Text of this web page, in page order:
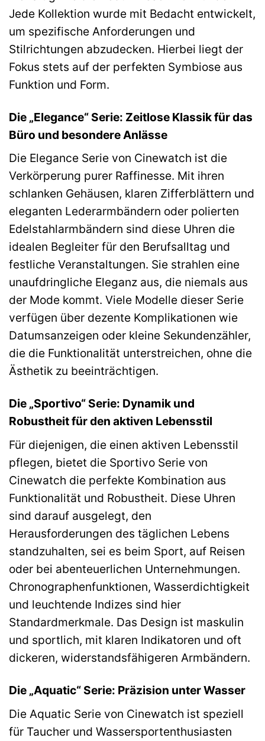
Jede Kollektion wurde mit Bedacht entwickelt,
um spezifische Anforderungen und
Stilrichtungen abzudecken. Hierbei liegt der
Fokus stets auf der perfekten Symbiose aus
Funktion und Form.
Die „Elegance“ Serie: Zeitlose Klassik für das
Büro und besondere Anlässe
Die Elegance Serie von Cinewatch ist die
Verkörperung purer Raffinesse. Mit ihren
schlanken Gehäusen, klaren Zifferblättern und
eleganten Lederarmbändern oder polierten
Edelstahlarmbändern sind diese Uhren die
idealen Begleiter für den Berufsalltag und
festliche Veranstaltungen. Sie strahlen eine
unaufdringliche Eleganz aus, die niemals aus
der Mode kommt. Viele Modelle dieser Serie
verfügen über dezente Komplikationen wie
Datumsanzeigen oder kleine Sekundenzähler,
die die Funktionalität unterstreichen, ohne die
Ästhetik zu beeinträchtigen.
Die „Sportivo“ Serie: Dynamik und
Robustheit für den aktiven Lebensstil
Für diejenigen, die einen aktiven Lebensstil
pflegen, bietet die Sportivo Serie von
Cinewatch die perfekte Kombination aus
Funktionalität und Robustheit. Diese Uhren
sind darauf ausgelegt, den
Herausforderungen des täglichen Lebens
standzuhalten, sei es beim Sport, auf Reisen
oder bei abenteuerlichen Unternehmungen.
Chronographenfunktionen, Wasserdichtigkeit
und leuchtende Indizes sind hier
Standardmerkmale. Das Design ist maskulin
und sportlich, mit klaren Indikatoren und oft
dickeren, widerstandsfähigeren Armbändern.
Die „Aquatic“ Serie: Präzision unter Wasser
Die Aquatic Serie von Cinewatch ist speziell
für Taucher und Wassersportenthusiasten